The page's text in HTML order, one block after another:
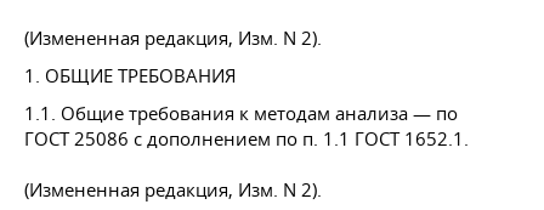
(Измененная редакция, Изм. N 2).
1. ОБЩИЕ ТРЕБОВАНИЯ
1.1. Общие требования к методам анализа — по
ГОСТ 25086 с дополнением по п. 1.1 ГОСТ 1652.1.
(Измененная редакция, Изм. N 2).